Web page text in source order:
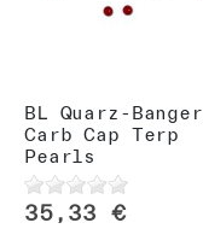
BL Quarz-Banger
Carb Cap Terp
Pearls
35,33 €